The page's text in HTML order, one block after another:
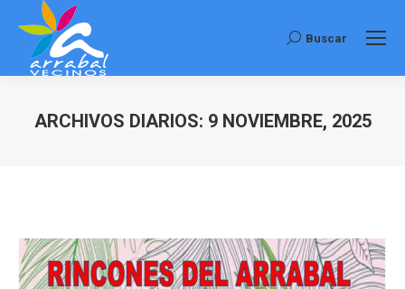
Buscar:
Buscar
ARCHIVOS DIARIOS: 9 NOVIEMBRE, 2025